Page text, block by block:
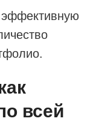
эффективную
всей